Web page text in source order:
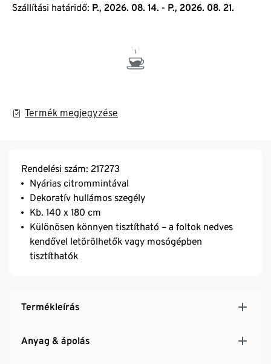
Szállítási határidő: P., 2026. 08. 14. - P., 2026. 08. 21.
Termék megjegyzése
Rendelési szám: 217273
Nyárias citrommintával
Dekoratív hullámos szegély
Kb. 140 x 180 cm
Különösen könnyen tisztítható – a foltok nedves
kendővel letörölhetők vagy mosógépben
tisztíthatók
Termékleírás
Anyag & ápolás